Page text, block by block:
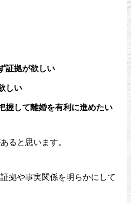
証拠が欲しい
しい
握して離婚を有利に進めたい
ると思います。
拠や事実関係を明らかにして